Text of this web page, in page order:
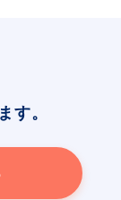
す。